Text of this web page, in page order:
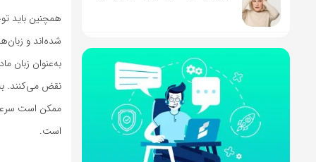
همچنین باید
شده‌اند و
به‌عنوان زبان
نقض می‌کنند.
ممکن است
است.